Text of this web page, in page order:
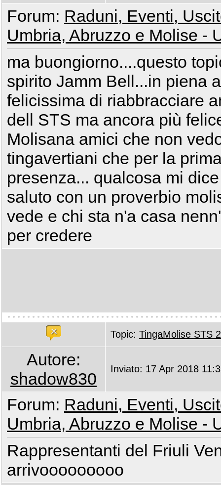
Forum: Raduni, Eventi,
Umbria, Abruzzo e Molise -
ma buongiorno....questo
spirito Jamm Bell...in piena
felicissima di riabbracciare
dell STS ma ancora più
Molisana amici che non
tingavertiani che per la
presenza... qualcosa mi
saluto con un proverbio
vede e chi sta n'a casa
per credere
Topic: TingaMolise STS
Autore:
shadow830
Inviato: 17 Apr 2018
Forum: Raduni, Eventi,
Umbria, Abruzzo e Molise -
Rappresentanti del Friuli
arrivooooooooo